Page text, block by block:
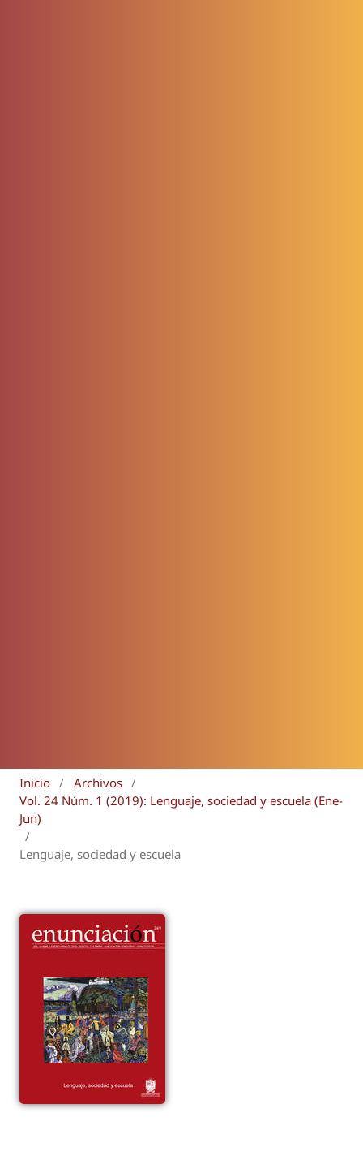
Inicio / Archivos /
Vol. 24 Núm. 1 (2019): Lenguaje, sociedad y escuela (Ene-
Jun)
/
Lenguaje, sociedad y escuela